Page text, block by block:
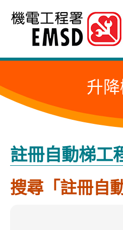
跳
內
的
始
升
註冊自動梯工
搜尋「註冊自